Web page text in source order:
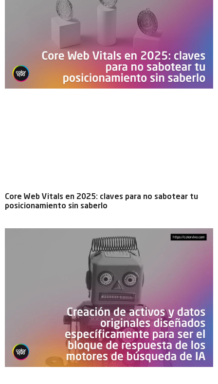
Core Web Vitals en 2025: claves para no sabotear tu
posicionamiento sin saberlo